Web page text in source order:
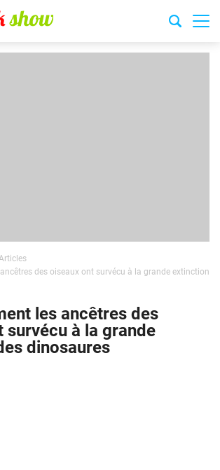
des oiseaux ont survécu à la grande extinction
les ancêtres des
survécu à la grande
dinosaures